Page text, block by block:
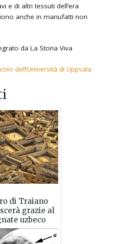
e di altri tessuti dell’era
anche in manufatti non
da La Storia Viva
dell’Università di Uppsala
di Traiano
grazie al
uzbeco